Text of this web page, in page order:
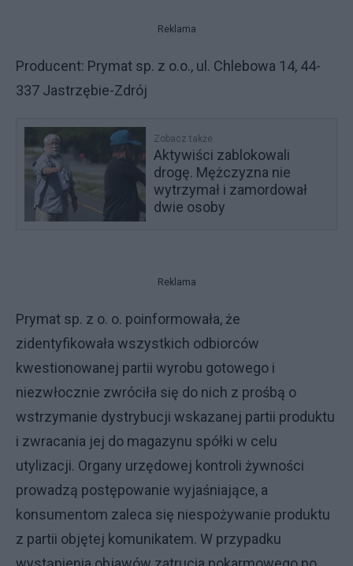
Reklama
Producent: Prymat sp. z o.o., ul. Chlebowa 14, 44-
337 Jastrzębie-Zdrój
Zobacz także
Aktywiści zablokowali
drogę. Mężczyzna nie
wytrzymał i zamordował
dwie osoby
Reklama
Prymat sp. z o. o. poinformowała, że
zidentyfikowała wszystkich odbiorców
kwestionowanej partii wyrobu gotowego i
niezwłocznie zwróciła się do nich z prośbą o
wstrzymanie dystrybucji wskazanej partii produktu
i zwracania jej do magazynu spółki w celu
utylizacji. Organy urzędowej kontroli żywności
prowadzą postępowanie wyjaśniające, a
konsumentom zaleca się niespożywanie produktu
z partii objętej komunikatem. W przypadku